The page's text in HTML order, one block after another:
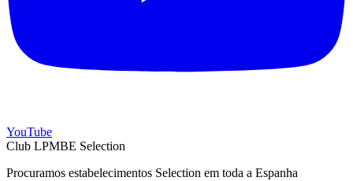
YouTube
Club LPMBE Selection
Procuramos estabelecimentos Selection em toda a Espanha